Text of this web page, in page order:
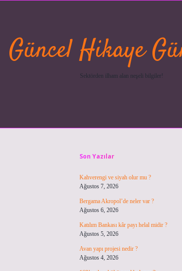
Güncel Hikaye
Sektörden ilham alan neşeli bilgiler!
Son Yazılar
Kahverengi ve siyah olur mu ?
Ağustos 7, 2026
Bergama Akropol’de neler var ?
Ağustos 6, 2026
Katılım Bankası kâr payı helal midir ?
Ağustos 5, 2026
Avan yapı projesi nedir ?
Ağustos 4, 2026